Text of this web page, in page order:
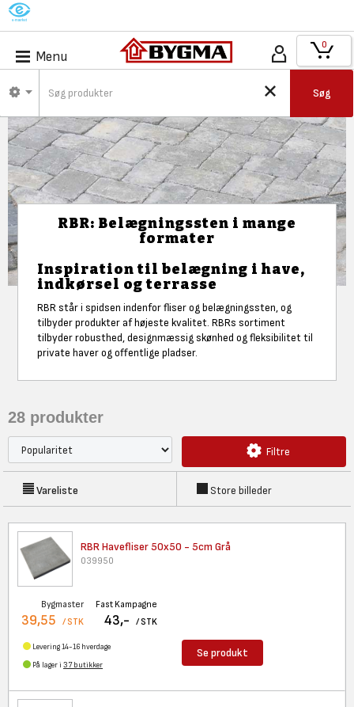
M
Menu
Søg
0
RBR: Belægningssten i mange
formater
Inspiration til belægning i have,
indkørsel og terrasse
RBR står i spidsen indenfor fliser og belægningssten, og
tilbyder produkter af højeste kvalitet. RBRs sortiment
tilbyder robusthed, designmæssig skønhed og fleksibilitet til
private haver og offentlige pladser.
28 produkter
Filtre
Vareliste Store billeder
RBR Havefliser 50x50 - 5cm Grå
039950
Bygmaster
39,55 / STK
Fast Kampagne
43,- / STK
Levering 14-16 hverdage
På lager i 37 butikker
Se produkt